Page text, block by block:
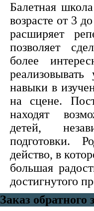
Балетная
возрасте от 3
расширяет
позволяет
более
навыки в
на сцене.
находят
детей,
подготовки.
действо, в
большая
достигнутого
Заказ обратного